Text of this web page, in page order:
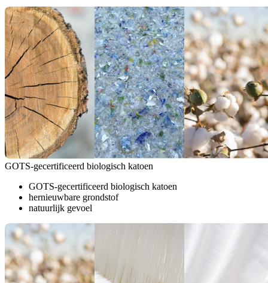
GOTS-gecertificeerd biologisch katoen
GOTS-gecertificeerd biologisch katoen
hernieuwbare grondstof
natuurlijk gevoel